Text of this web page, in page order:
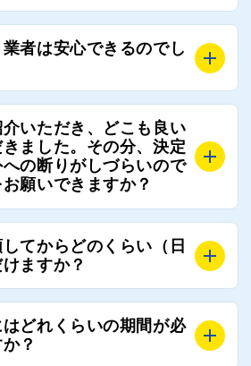
ォーム業界は費用の内訳に不透明な
同じ工事でも１００万円以上の差が
す。
そのような不安を抱えてしまう屋根
適正で公正な工事業者選びのお手伝
くサイトでございます。
な業界だからこそ比較が重要になり
根コネクトを活用ください。
者は安心できるのでし
、お客様の安心を支える「優良工事
」を設けております。
定期的にお客様アンケートを実施
低かった業者は事実確認の上で、屋
により即時登録を解除できる契約と
紹介できる体制により、お客様の安
ております。
いただき、どこも良い
ました。その分、決定
への断りがしづらいので
願いできますか？
任せください。屋根コネクトでは、
りも無料で代行しております。
ような、お客様が心苦しい思いをさ
ませんので、いつでもお気軽にご相
てからどのくらい（日
ますか？
ますが、おおよそ現地調査後3日～1
けできます。
どれくらいの期間が必
？